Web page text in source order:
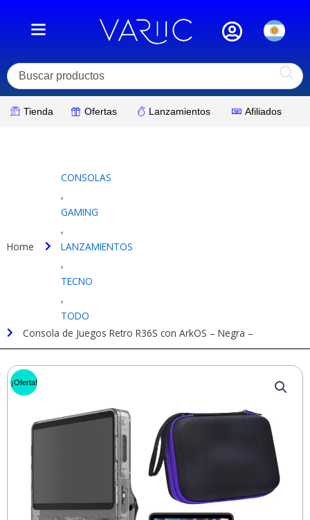
Tienda Ofertas Lanzamientos Afiliados
Home
CONSOLAS
,
GAMING
,
LANZAMIENTOS
,
TECNO
,
TODO
Consola de Juegos Retro R36S con ArkOS – Negra –
¡Oferta!